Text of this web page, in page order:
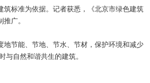
标准为依据。记者获悉，《北京市绿色建筑
广。
节能、节地、节水、节材，保护环境和减少
与自然和谐共生的建筑。